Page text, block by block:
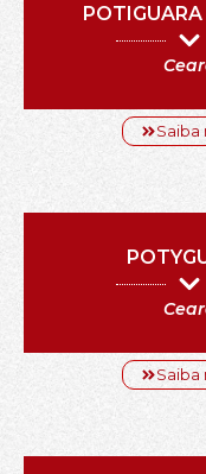
Saiba
Saiba